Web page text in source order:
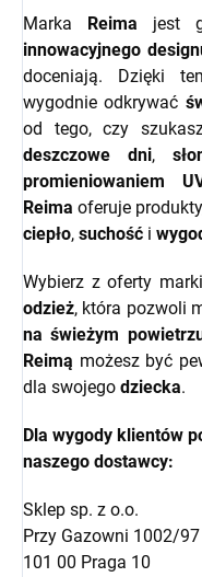
Marka Reima jest
innowacyjnego
doceniają. Dzięki
wygodnie odkrywać
od tego, czy
deszczowe dni,
promieniowaniem
Reima oferuje
ciepło, suchość i
Wybierz z oferty marki
odzież, która pozwoli
na świeżym
Reimą możesz być
dla swojego dziecka.
Dla wygody klientów
naszego dostawcy:
Sklep sp. z o.o.
Przy Gazowni 1002/97
101 00 Praga 10